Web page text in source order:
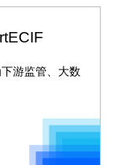
游监管、大数